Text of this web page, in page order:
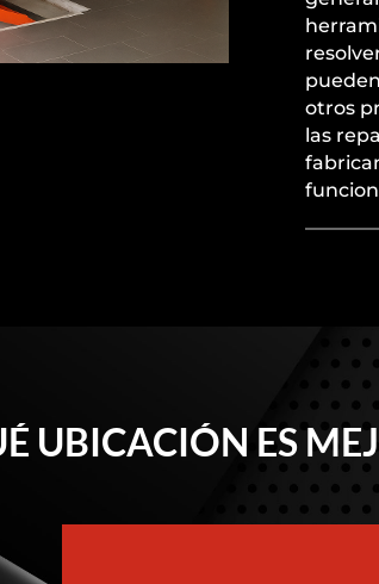
otros
las
UBICACIÓN ES